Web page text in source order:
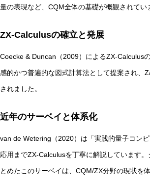
量の表現など、CQM全体の基礎が概観されてい
ZX-Calculusの確立と発展
Coecke & Duncan（2009）によるZX-Calculus
感的かつ普遍的な図式計算法として提案され、
されました。
近年のサーベイと体系化
van de Wetering（2020）は「実践的量子コン
応用までZX-Calculusを丁寧に解説しています
とめたこのサーベイは、CQM/ZX分野の現状を